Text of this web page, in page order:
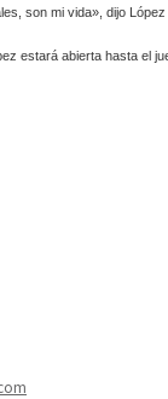
son mi vida», dijo
estará abierta hasta el